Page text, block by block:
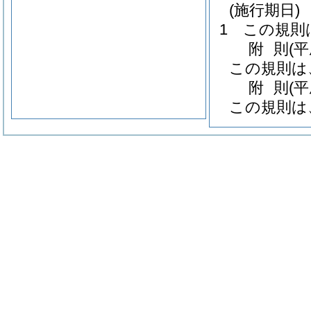
(施行期日)
1
この規則
附 則 (
この規則
附 則 (
この規則